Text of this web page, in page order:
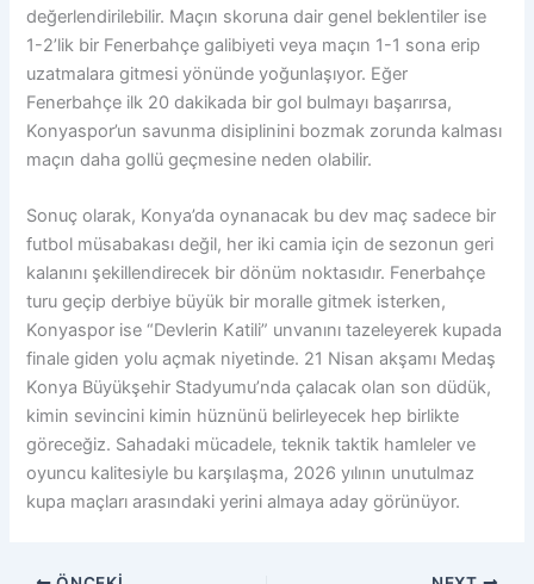
değerlendirilebilir. Maçın skoruna dair genel beklentiler ise
1-2’lik bir Fenerbahçe galibiyeti veya maçın 1-1 sona erip
uzatmalara gitmesi yönünde yoğunlaşıyor. Eğer
Fenerbahçe ilk 20 dakikada bir gol bulmayı başarırsa,
Konyaspor’un savunma disiplinini bozmak zorunda kalması
maçın daha gollü geçmesine neden olabilir.
Sonuç olarak, Konya’da oynanacak bu dev maç sadece bir
futbol müsabakası değil, her iki camia için de sezonun geri
kalanını şekillendirecek bir dönüm noktasıdır. Fenerbahçe
turu geçip derbiye büyük bir moralle gitmek isterken,
Konyaspor ise “Devlerin Katili” unvanını tazeleyerek kupada
finale giden yolu açmak niyetinde. 21 Nisan akşamı Medaş
Konya Büyükşehir Stadyumu’nda çalacak olan son düdük,
kimin sevincini kimin hüznünü belirleyecek hep birlikte
göreceğiz. Sahadaki mücadele, teknik taktik hamleler ve
oyuncu kalitesiyle bu karşılaşma, 2026 yılının unutulmaz
kupa maçları arasındaki yerini almaya aday görünüyor.